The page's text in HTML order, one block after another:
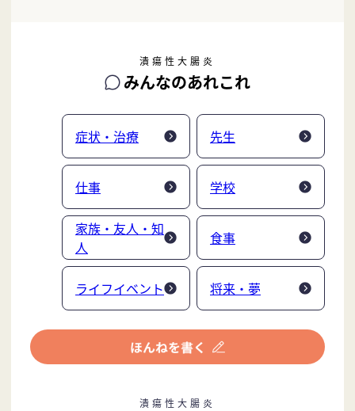
潰瘍性大腸炎
みんなのあれこれ
症状・治療 先生
仕事 学校
家族・友人・知
人
食事
ライフイベント 将来・夢
潰瘍性大腸炎